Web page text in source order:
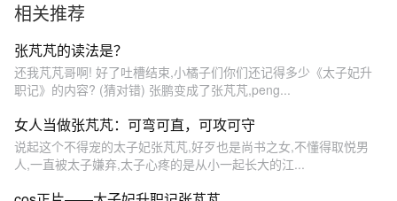
相关推荐
张芃芃的读法是？
还我芃芃哥啊! 好了吐槽结束,小橘子们你们还记得多少《太子妃升
职记》的内容? (猜对错) 张鹏变成了张芃芃,peng...
女人当做张芃芃：可弯可直，可攻可守
说起这个不得宠的太子妃张芃芃,好歹也是尚书之女,不懂得取悦男
人,一直被太子嫌弃,太子心疼的是从小一起长大的江...